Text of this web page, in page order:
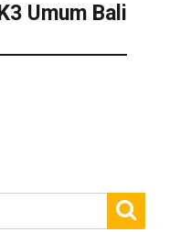
K3 Umum Bali